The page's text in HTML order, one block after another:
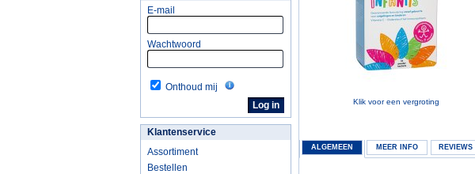
E-mail
Wachtwoord
Onthoud mij
Klantenservice
Assortiment
Bestellen
Klik voor een vergroting
ALGEMEEN MEER INFO REVIEWS